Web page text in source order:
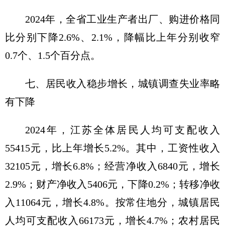
2024年，全省工业生产者出厂、购进价格同
比分别下降2.6%、2.1%，降幅比上年分别收窄
0.7个、1.5个百分点。
七、居民收入稳步增长，城镇调查失业率略
有下降
2024年，江苏全体居民人均可支配收入
55415元，比上年增长5.2%。其中，工资性收入
32105元，增长6.8%；经营净收入6840元，增长
2.9%；财产净收入5406元，下降0.2%；转移净收
入11064元，增长4.8%。按常住地分，城镇居民
人均可支配收入66173元，增长4.7%；农村居民